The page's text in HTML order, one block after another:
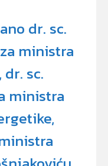
dr. sc.
ministra
sc.
ministra